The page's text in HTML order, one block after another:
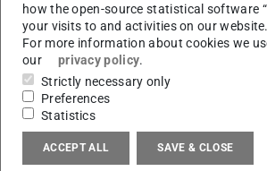
Im Bereich der Montage wird ein
Werker*innenassistenzsystem
einer erfolgreich durchgeführten
Informationen zur menschlichen
Werker*innen mit dem System über
how the open-source statistical software
your visits to and activities on our website.
For more information about cookies we
our
privacy policy.
Strictly necessary only
Preferences
Statistics
ACCEPT ALL SAVE & CLOSE